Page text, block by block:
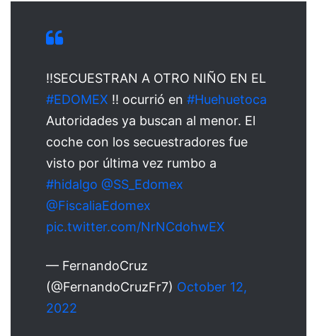
‼️SECUESTRAN A OTRO NIÑO EN EL
#EDOMEX ‼️ ocurrió en #Huehuetoca
Autoridades ya buscan al menor. El
coche con los secuestradores fue
visto por última vez rumbo a
#hidalgo @SS_Edomex
@FiscaliaEdomex
pic.twitter.com/NrNCdohwEX
— FernandoCruz
(@FernandoCruzFr7) October 12,
2022